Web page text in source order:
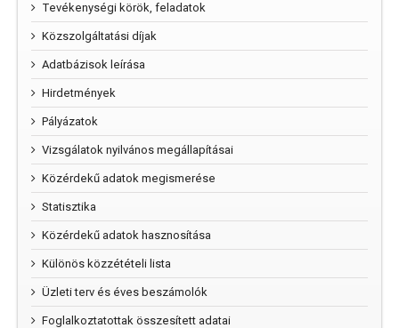
Tevékenységi körök, feladatok
Közszolgáltatási díjak
Adatbázisok leírása
Hirdetmények
Pályázatok
Vizsgálatok nyilvános megállapításai
Közérdekű adatok megismerése
Statisztika
Közérdekű adatok hasznosítása
Különös közzétételi lista
Üzleti terv és éves beszámolók
Foglalkoztatottak összesített adatai